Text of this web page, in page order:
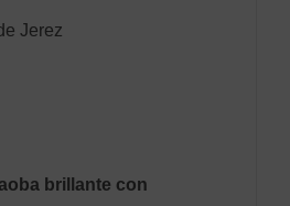
Jerez
brillante con